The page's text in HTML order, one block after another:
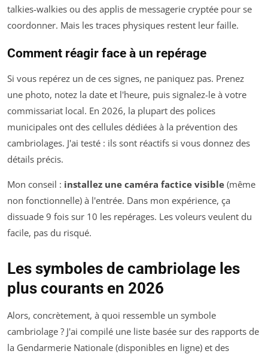
talkies-walkies ou des applis de messagerie cryptée pour se
coordonner. Mais les traces physiques restent leur faille.
Comment réagir face à un repérage
Si vous repérez un de ces signes, ne paniquez pas. Prenez
une photo, notez la date et l'heure, puis signalez-le à votre
commissariat local. En 2026, la plupart des polices
municipales ont des cellules dédiées à la prévention des
cambriolages. J'ai testé : ils sont réactifs si vous donnez des
détails précis.
Mon conseil : installez une caméra factice visible (même
non fonctionnelle) à l'entrée. Dans mon expérience, ça
dissuade 9 fois sur 10 les repérages. Les voleurs veulent du
facile, pas du risqué.
Les symboles de cambriolage les
plus courants en 2026
Alors, concrètement, à quoi ressemble un symbole
cambriolage ? J'ai compilé une liste basée sur des rapports de
la Gendarmerie Nationale (disponibles en ligne) et des